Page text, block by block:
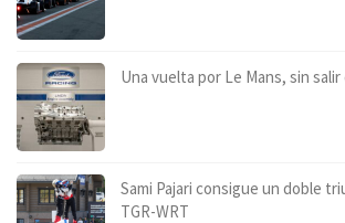
Una vuelta por Le Mans, sin
Sami Pajari consigue un doble
TGR-WRT